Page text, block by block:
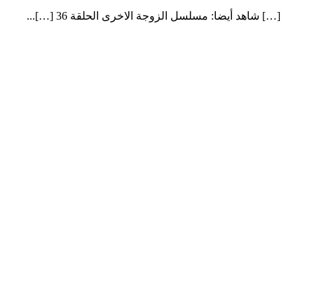
[…] شاهد أيضا: مسلسل الزوجة الاخرى الحلقة 36 […]...